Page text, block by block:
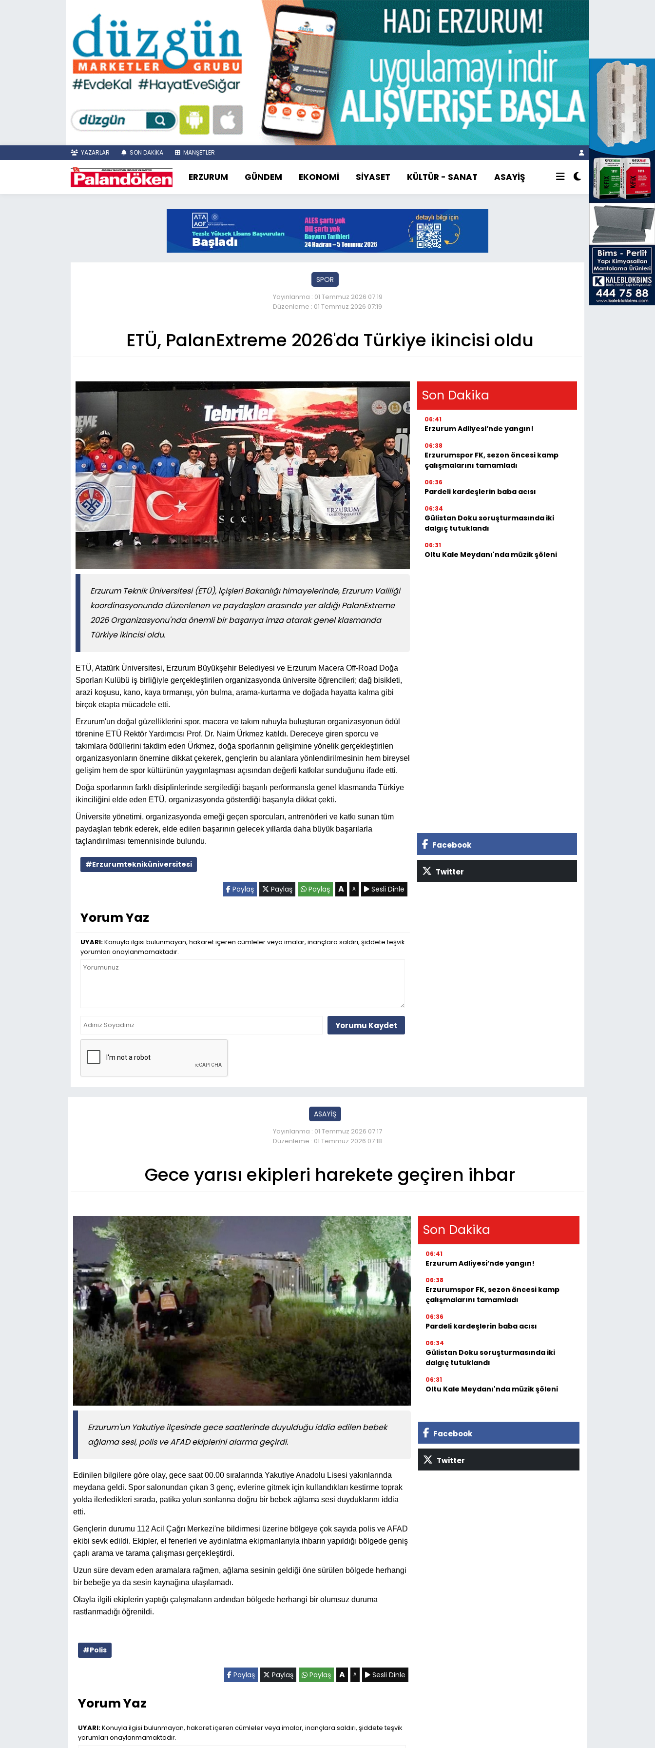
YAZARLAR SON DAKİKA MANŞETLER
ERZURUM GÜNDEM EKONOMİ SİYASET KÜLTÜR - SANAT ASAYİŞ
SPOR
Yayınlanma : 01 Temmuz 2026 07:19
Düzenleme : 01 Temmuz 2026 07:19
ETÜ, PalanExtreme 2026'da Türkiye ikincisi oldu
Erzurum Teknik Üniversitesi (ETÜ), İçişleri Bakanlığı himayelerinde, Erzurum Valiliği
koordinasyonunda düzenlenen ve paydaşları arasında yer aldığı PalanExtreme
2026 Organizasyonu'nda önemli bir başarıya imza atarak genel klasmanda
Türkiye ikincisi oldu.
ETÜ, Atatürk Üniversitesi, Erzurum Büyükşehir Belediyesi ve Erzurum Macera Off-Road Doğa
Sporları Kulübü iş birliğiyle gerçekleştirilen organizasyonda üniversite öğrencileri; dağ bisikleti,
arazi koşusu, kano, kaya tırmanışı, yön bulma, arama-kurtarma ve doğada hayatta kalma gibi
birçok etapta mücadele etti.
Erzurum'un doğal güzelliklerini spor, macera ve takım ruhuyla buluşturan organizasyonun ödül
törenine ETÜ Rektör Yardımcısı Prof. Dr. Naim Ürkmez katıldı. Dereceye giren sporcu ve
takımlara ödüllerini takdim eden Ürkmez, doğa sporlarının gelişimine yönelik gerçekleştirilen
organizasyonların önemine dikkat çekerek, gençlerin bu alanlara yönlendirilmesinin hem bireysel
gelişim hem de spor kültürünün yaygınlaşması açısından değerli katkılar sunduğunu ifade etti.
Doğa sporlarının farklı disiplinlerinde sergilediği başarılı performansla genel klasmanda Türkiye
ikinciliğini elde eden ETÜ, organizasyonda gösterdiği başarıyla dikkat çekti.
Üniversite yönetimi, organizasyonda emeği geçen sporcuları, antrenörleri ve katkı sunan tüm
paydaşları tebrik ederek, elde edilen başarının gelecek yıllarda daha büyük başarılarla
taçlandırılması temennisinde bulundu.
#Erzurumtekniküniversitesi
Paylaş Paylaş Paylaş A A Sesli Dinle
Yorum Yaz
UYARI:Konuyla ilgisi bulunmayan, hakaret içeren cümleler veya imalar, inançlara saldırı, şiddete teşvik
yorumları onaylanmamaktadır.
Yorumu Kaydet
Son Dakika
06:41
Erzurum Adliyesi’nde yangın!
06:38
Erzurumspor FK, sezon öncesi kamp
çalışmalarını tamamladı
06:36
Pardeli kardeşlerin baba acısı
06:34
Gülistan Doku soruşturmasında iki
dalgıç tutuklandı
06:31
Oltu Kale Meydanı'nda müzik şöleni
Facebook
Twitter
ASAYİŞ
Yayınlanma : 01 Temmuz 2026 07:17
Düzenleme : 01 Temmuz 2026 07:18
Gece yarısı ekipleri harekete geçiren ihbar
Erzurum'un Yakutiye ilçesinde gece saatlerinde duyulduğu iddia edilen bebek
ağlama sesi, polis ve AFAD ekiplerini alarma geçirdi.
Edinilen bilgilere göre olay, gece saat 00.00 sıralarında Yakutiye Anadolu Lisesi yakınlarında
meydana geldi. Spor salonundan çıkan 3 genç, evlerine gitmek için kullandıkları kestirme toprak
yolda ilerledikleri sırada, patika yolun sonlarına doğru bir bebek ağlama sesi duyduklarını iddia
etti.
Gençlerin durumu 112 Acil Çağrı Merkezi'ne bildirmesi üzerine bölgeye çok sayıda polis ve AFAD
ekibi sevk edildi. Ekipler, el fenerleri ve aydınlatma ekipmanlarıyla ihbarın yapıldığı bölgede geniş
çaplı arama ve tarama çalışması gerçekleştirdi.
Uzun süre devam eden aramalara rağmen, ağlama sesinin geldiği öne sürülen bölgede herhangi
bir bebeğe ya da sesin kaynağına ulaşılamadı.
Olayla ilgili ekiplerin yaptığı çalışmaların ardından bölgede herhangi bir olumsuz duruma
rastlanmadığı öğrenildi.
#Polis
Paylaş Paylaş Paylaş A A Sesli Dinle
Yorum Yaz
UYARI:Konuyla ilgisi bulunmayan, hakaret içeren cümleler veya imalar, inançlara saldırı, şiddete teşvik
yorumları onaylanmamaktadır.
Son Dakika
06:41
Erzurum Adliyesi’nde yangın!
06:38
Erzurumspor FK, sezon öncesi kamp
çalışmalarını tamamladı
06:36
Pardeli kardeşlerin baba acısı
06:34
Gülistan Doku soruşturmasında iki
dalgıç tutuklandı
06:31
Oltu Kale Meydanı'nda müzik şöleni
Facebook
Twitter